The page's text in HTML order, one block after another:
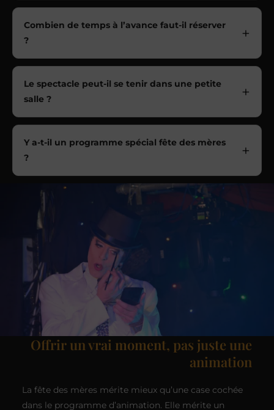
Combien de temps à l’avance faut-il réserver
?
Le spectacle peut-il se tenir dans une petite
salle ?
Y a-t-il un programme spécial fête des mères
?
Offrir un vrai moment, pas juste une
animation
La fête des mères mérite mieux qu’une case cochée
dans le programme d’animation. Elle mérite un